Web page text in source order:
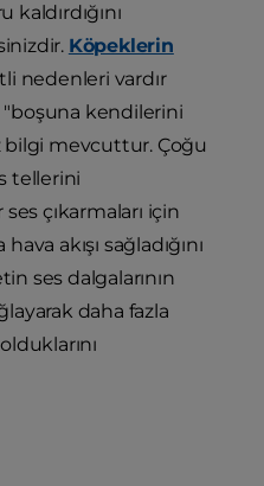
kaldırdığını
Köpeklerin
nedenleri vardır
kendilerini
bilgi mevcuttur. Çoğu
tellerini
çıkarmaları için
akışı sağladığını
ses dalgalarının
daha fazla